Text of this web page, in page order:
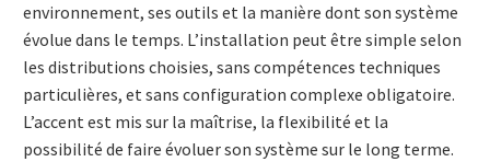
environnement, ses outils et la manière dont son système
évolue dans le temps. L’installation peut être simple selon
les distributions choisies, sans compétences techniques
particulières, et sans configuration complexe obligatoire.
L’accent est mis sur la maîtrise, la flexibilité et la
possibilité de faire évoluer son système sur le long terme.